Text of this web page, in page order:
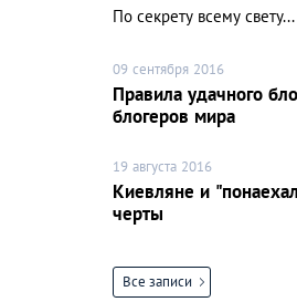
По секрету всему свету...
09 сентября 2016
Правила удачного
блогеров мира
19 августа 2016
Киевляне и
черты
Все записи